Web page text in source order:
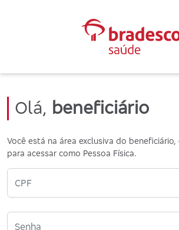
Olá, beneficiário
Você está na área exclusiva do
para acessar como Pessoa Física.